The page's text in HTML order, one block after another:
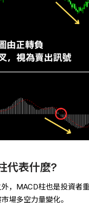
代表什麼?
，MACD柱也是投資者
場多空力量變化。